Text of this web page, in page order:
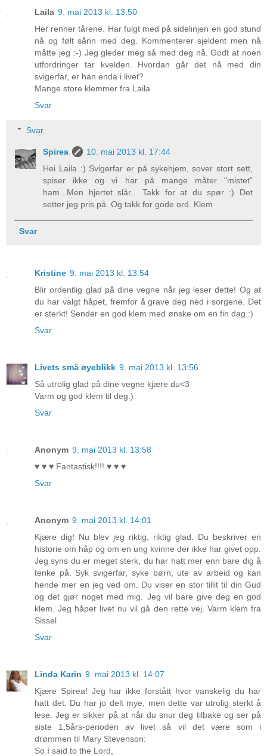
Laila 9. mai 2013 kl. 13:50
Her renner tårene. Har fulgt med på sidelinjen en god stund
nå og følt sånn med deg. Kommenterer sjeldent men nå
måtte jeg :-) Jeg gleder meg så med deg nå. Godt at noen
utfordringer tar kvelden. Hvordan går det nå med din
svigerfar, er han enda i livet?
Mange store klemmer fra Laila
Svar
Svar
Spirea
10. mai 2013 kl. 17:44
Hei Laila :) Svigerfar er på sykehjem, sover stort sett,
spiser ikke og vi har på mange måter "mistet"
ham...Men hjertet slår... Takk for at du spør :) Det
setter jeg pris på. Og takk for gode ord. Klem
Svar
Kristine 9. mai 2013 kl. 13:54
Blir ordentlig glad på dine vegne når jeg leser dette! Og at
du har valgt håpet, fremfor å grave deg ned i sorgene. Det
er sterkt! Sender en god klem med ønske om en fin dag :)
Svar
Livets små øyeblikk 9. mai 2013 kl. 13:56
Så utrolig glad på dine vegne kjære du<3
Varm og god klem til deg:)
Svar
Anonym 9. mai 2013 kl. 13:58
♥ ♥ ♥ Fantastisk!!!! ♥ ♥ ♥
Svar
Anonym 9. mai 2013 kl. 14:01
Kjære dig! Nu blev jeg riktig, riktig glad. Du beskriver en
historie om håp og om en ung kvinne der ikke har givet opp.
Jeg syns du er meget sterk, du har hatt mer enn bare dig å
tenke på. Syk svigerfar, syke børn, ute av arbeid og kan
hende mer en jeg ved om. Du viser en stor tillit til din Gud
og det gjør noget med mig. Jeg vil bare give deg en god
klem. Jeg håper livet nu vil gå den rette vej. Varm klem fra
Sissel
Svar
Linda Karin 9. mai 2013 kl. 14:07
Kjære Spirea! Jeg har ikke forstått hvor vanskelig du har
hatt det. Du har jo delt mye, men dette var utrolig sterkt å
lese. Jeg er sikker på at når du snur deg tilbake og ser på
siste 1,5års-perioden av livet så vil det være som i
drømmen til Mary Stevenson:
So I said to the Lord,